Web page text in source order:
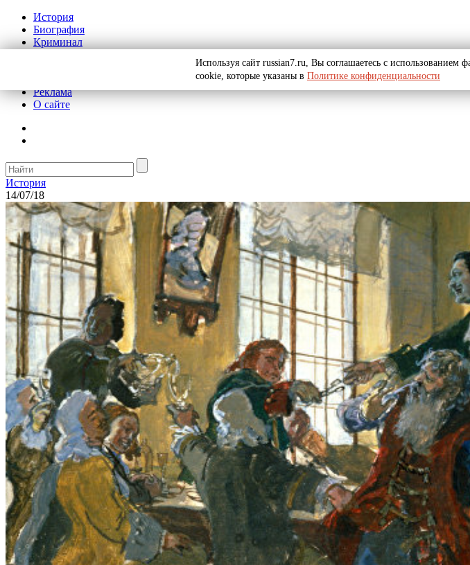
История
Биография
Криминал
Реклама
О сайте
История
14/07/18
Используя сайт russian7.ru, Вы соглашаетесь с использованием
cookie, которые указаны в Политике конфиденциальности